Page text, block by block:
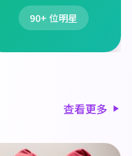
90+ 位明星
查看更多